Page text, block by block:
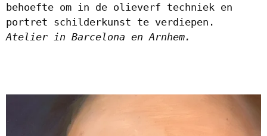
behoefte om in de olieverf techniek en
portret schilderkunst te verdiepen.
Atelier in Barcelona en Arnhem.